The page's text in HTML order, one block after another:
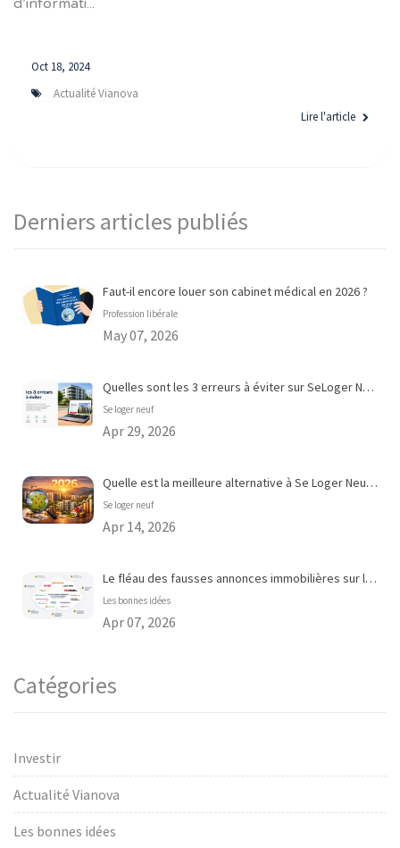
Oct 18, 2024
Actualité Vianova
Lire l'article
Derniers articles publiés
Faut-il encore louer son cabinet médical en 2026 ?
Profession libérale
May 07, 2026
Quelles sont les 3 erreurs à éviter sur SeLoger Neuf ?
Se loger neuf
Apr 29, 2026
Quelle est la meilleure alternative à Se Loger Neuf pour acheter dans le neuf en 2026 ?
Se loger neuf
Apr 14, 2026
Le fléau des fausses annonces immobilières sur les portails en ligne
Les bonnes idées
Apr 07, 2026
Catégories
Investir
Actualité Vianova
Les bonnes idées